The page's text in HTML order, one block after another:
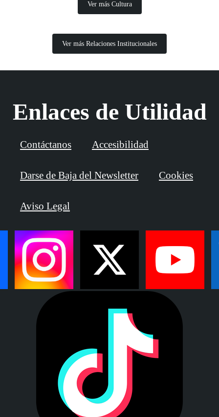
Ver más Cultura
Ver más Relaciones Institucionales
Enlaces de Utilidad
Contáctanos Accesibilidad
Darse de Baja del Newsletter Cookies
Aviso Legal